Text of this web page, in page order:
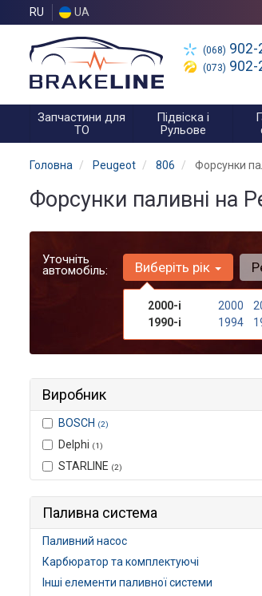
RU UA
(068) 902-
(073) 902-
Запчастини для
ТО
Підвіска і
Рульове
Головна Peugeot 806 Форсунки
Форсунки паливні на
Уточніть
автомобіль: Виберіть рік
2000-і 2000
1990-і
1994
Виробник
BOSCH (2)
Delphi (1)
STARLINE (2)
Паливна система
Паливний насос
Карбюратор та комплектуючі
Інші елементи паливної системи